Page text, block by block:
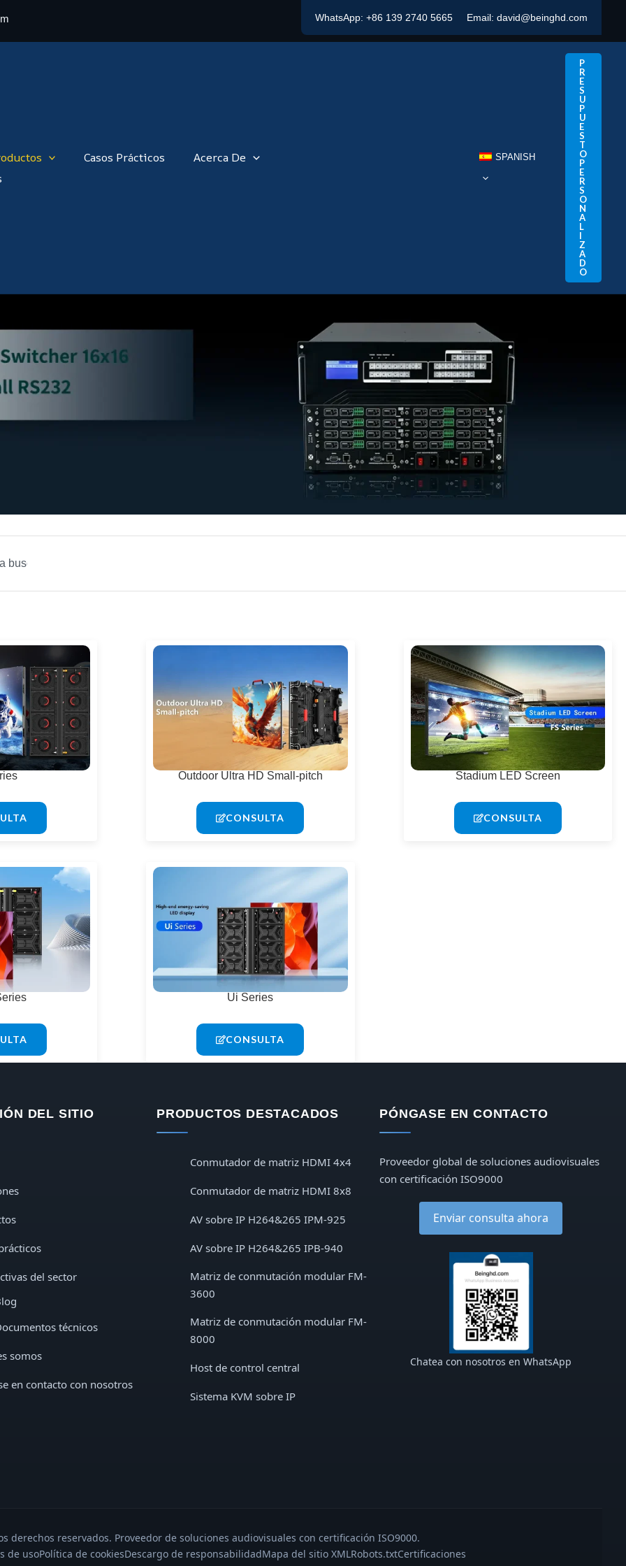
WhatsApp: +86 139 2740 5665 Email: david@beinghd.com
Casos Prácticos
Acerca De
SPANISH
P
R
E
S
U
P
U
E
S
T
O
P
E
R
S
O
N
A
L
I
Z
A
D
O
Outdoor Ultra HD Small-pitch
CONSULTA
Stadium LED Screen
CONSULTA
Ui Series
CONSULTA
DEL SITIO
del sector
técnicos
somos
en contacto con nosotros
PRODUCTOS DESTACADOS
Conmutador de matriz HDMI 4x4
Conmutador de matriz HDMI 8x8
AV sobre IP H264&265 IPM-925
AV sobre IP H264&265 IPB-940
Matriz de conmutación modular FM-
3600
Matriz de conmutación modular FM-
8000
Host de control central
Sistema KVM sobre IP
PÓNGASE EN CONTACTO
Proveedor global de soluciones audiovisuales
con certificación ISO9000
Enviar consulta ahora
Chatea con nosotros en WhatsApp
derechos reservados. Proveedor de soluciones audiovisuales con certificación ISO9000.
de usoPolítica de cookiesDescargo de responsabilidadMapa del sitio XMLRobots.txtCertificaciones